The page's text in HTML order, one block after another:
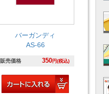
バーガンディ
AS-66
販売価格 350円(税込)